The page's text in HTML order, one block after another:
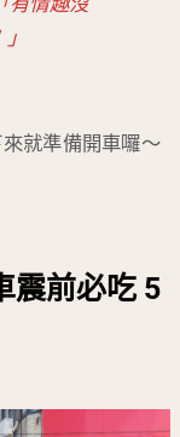
就準備開車囉～
震前必吃 5